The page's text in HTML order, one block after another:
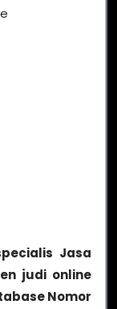
Jasa
judi online
Nomor